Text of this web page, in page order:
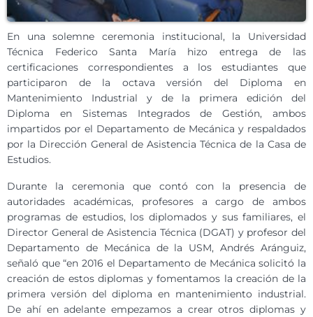
En una solemne ceremonia institucional, la Universidad
Técnica Federico Santa María hizo entrega de las
certificaciones correspondientes a los estudiantes que
participaron de la octava versión del Diploma en
Mantenimiento Industrial y de la primera edición del
Diploma en Sistemas Integrados de Gestión, ambos
impartidos por el Departamento de Mecánica y respaldados
por la Dirección General de Asistencia Técnica de la Casa de
Estudios.
Durante la ceremonia que contó con la presencia de
autoridades académicas, profesores a cargo de ambos
programas de estudios, los diplomados y sus familiares, el
Director General de Asistencia Técnica (DGAT) y profesor del
Departamento de Mecánica de la USM, Andrés Aránguiz,
señaló que “en 2016 el Departamento de Mecánica solicitó la
creación de estos diplomas y fomentamos la creación de la
primera versión del diploma en mantenimiento industrial.
De ahí en adelante empezamos a crear otros diplomas y